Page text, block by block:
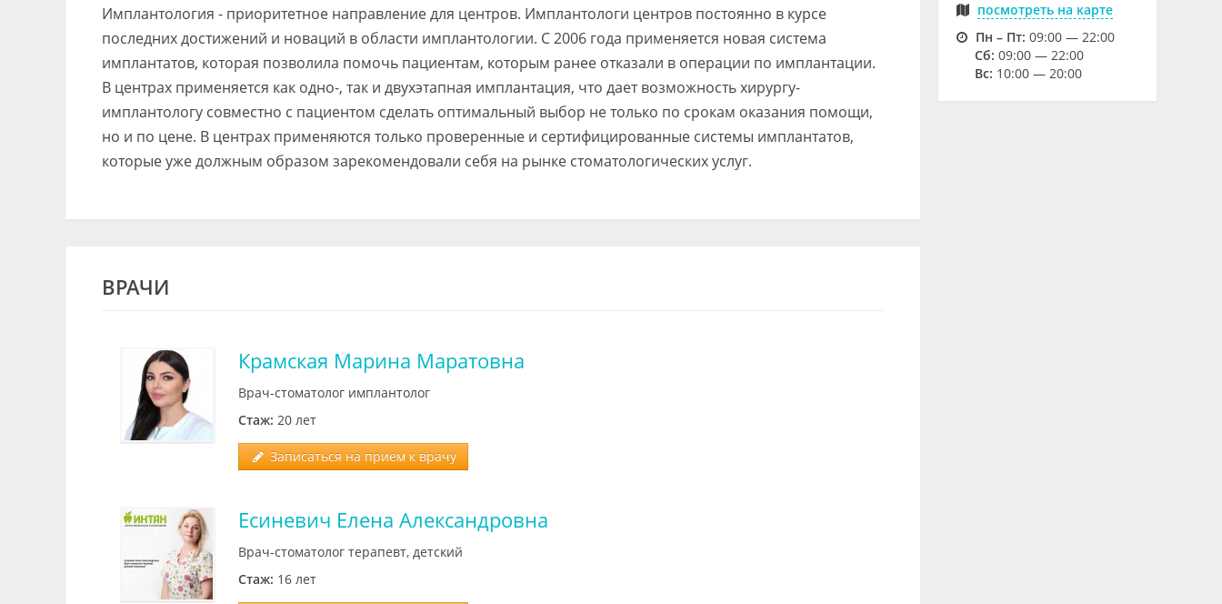
Имплантология - приоритетное направление для центров. Имплантологи центров постоянно в курсе
последних достижений и новаций в области имплантологии. С 2006 года применяется новая система
имплантатов, которая позволила помочь пациентам, которым ранее отказали в операции по имплантации.
В центрах применяется как одно-, так и двухэтапная имплантация, что дает возможность хирургу-
имплантологу совместно с пациентом сделать оптимальный выбор не только по срокам оказания помощи,
но и по цене. В центрах применяются только проверенные и сертифицированные системы имплантатов,
которые уже должным образом зарекомендовали себя на рынке стоматологических услуг.
ВРАЧИ
Крамская Марина Маратовна
Врач-стоматолог имплантолог
Стаж: 20 лет
Записаться на прием к врачу
Есиневич Елена Александровна
Врач-стоматолог терапевт, детский
Стаж: 16 лет
посмотреть на карте
Пн – Пт: 09:00 — 22:00
Cб: 09:00 — 22:00
Вс: 10:00 — 20:00